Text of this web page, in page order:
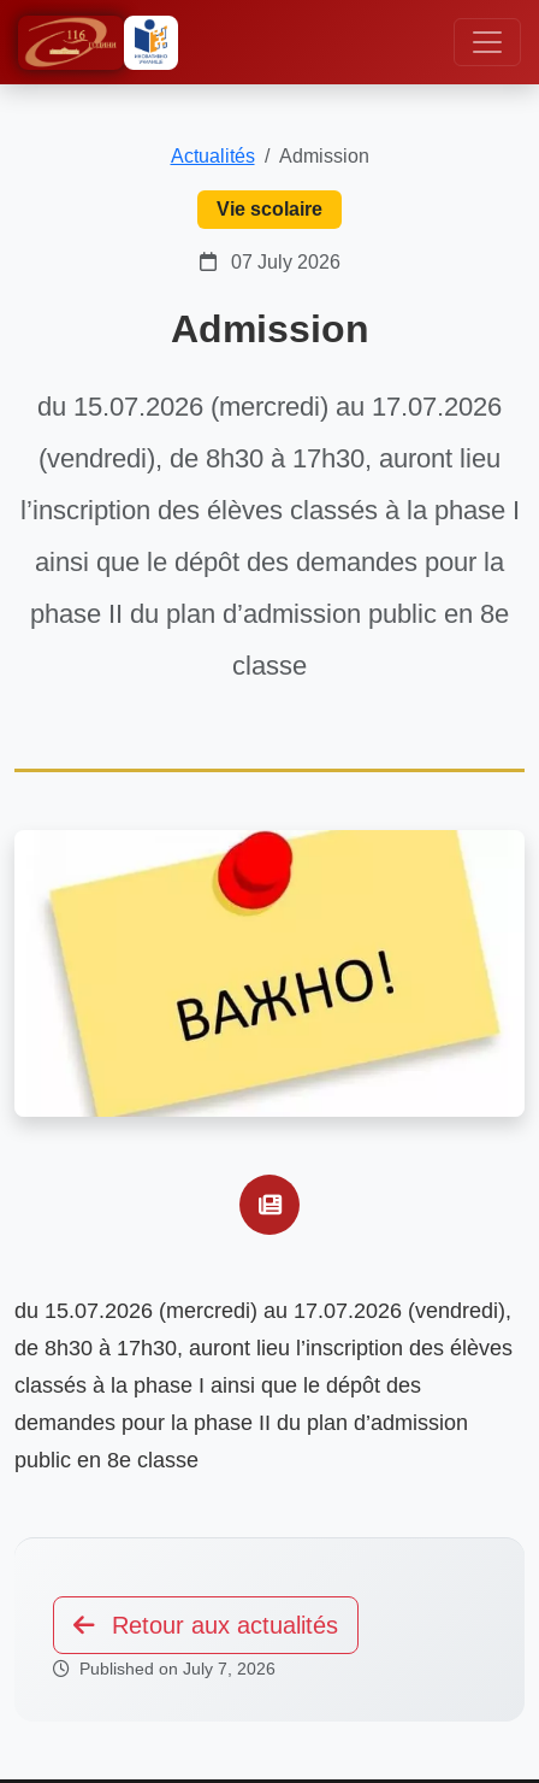
Actualités Admission
Vie scolaire
07 July 2026
Admission
du 15.07.2026 (mercredi) au 17.07.2026
(vendredi), de 8h30 à 17h30, auront lieu
l’inscription des élèves classés à la phase I
ainsi que le dépôt des demandes pour la
phase II du plan d’admission public en 8e
classe
du 15.07.2026 (mercredi) au 17.07.2026 (vendredi),
de 8h30 à 17h30, auront lieu l’inscription des élèves
classés à la phase I ainsi que le dépôt des
demandes pour la phase II du plan d’admission
Retour aux actualités
Published on July 7, 2026